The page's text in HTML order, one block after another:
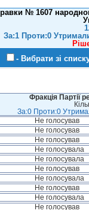
№ 1607
За:1 Проти:0
- Вибрати зі
Фракція Партії
За:0 Проти:0
Не голосував
Не голосував
Не голосував
Не голосувала
Не голосувала
Не голосував
Не голосувала
Не голосував
Не голосувала
Не голосував